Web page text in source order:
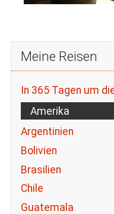
Meine Reisen
In 365 Tagen um
Amerika
Argentinien
Bolivien
Brasilien
Chile
Guatemala